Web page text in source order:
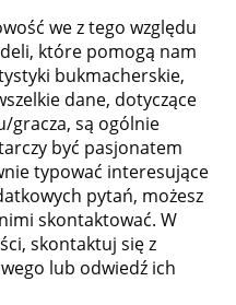
we z tego względu
które pomogą nam
bukmacherskie,
dane, dotyczące
gracza, są ogólnie
być pasjonatem
typować interesujące
pytań, możesz
skontaktować. W
skontaktuj się z
lub odwiedź ich